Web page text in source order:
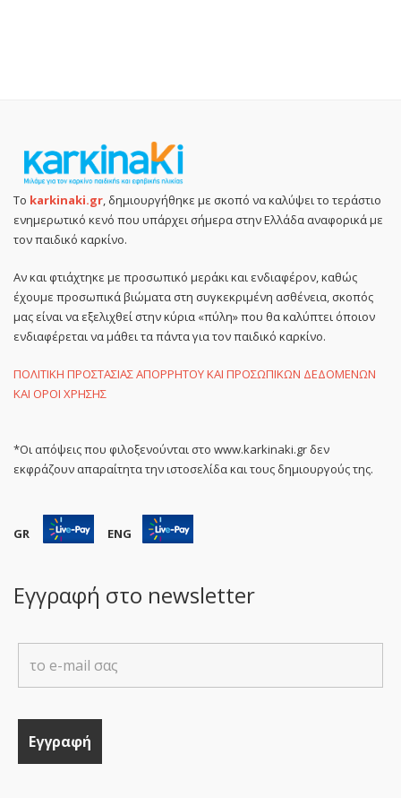
Το karkinaki.gr, δημιουργήθηκε με σκοπό να καλύψει το τεράστιο
ενημερωτικό κενό που υπάρχει σήμερα στην Ελλάδα αναφορικά με
τον παιδικό καρκίνο.
Αν και φτιάχτηκε με προσωπικό μεράκι και ενδιαφέρον, καθώς
έχουμε προσωπικά βιώματα στη συγκεκριμένη ασθένεια, σκοπός
μας είναι να εξελιχθεί στην κύρια «πύλη» που θα καλύπτει όποιον
ενδιαφέρεται να μάθει τα πάντα για τον παιδικό καρκίνο.
ΠΟΛΙΤΙΚΗ ΠΡΟΣΤΑΣΙΑΣ ΑΠΟΡΡΗΤΟΥ ΚΑΙ ΠΡΟΣΩΠΙΚΩΝ ΔΕΔΟΜΕΝΩΝ
ΚΑΙ ΟΡΟΙ ΧΡΗΣΗΣ
*Οι απόψεις που φιλοξενούνται στο www.karkinaki.gr δεν
εκφράζουν απαραίτητα την ιστοσελίδα και τους δημιουργούς της.
GR ENG
Εγγραφή στο newsletter